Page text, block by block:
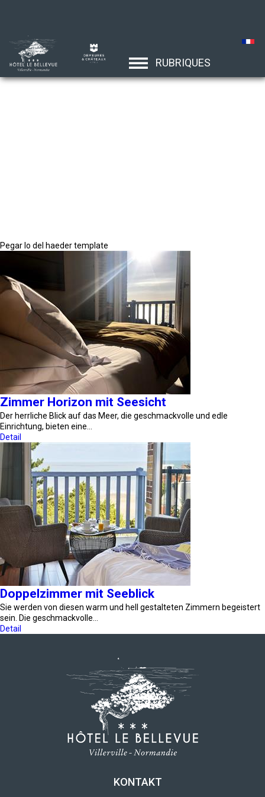
RUBRIQUES
Pegar lo del haeder template
Zimmer Horizon mit Seesicht
Der herrliche Blick auf das Meer, die geschmackvolle und edle
Einrichtung, bieten eine…
Detail
Doppelzimmer mit Seeblick
Sie werden von diesen warm und hell gestalteten Zimmern begeistert
sein. Die geschmackvolle…
Detail
KONTAKT